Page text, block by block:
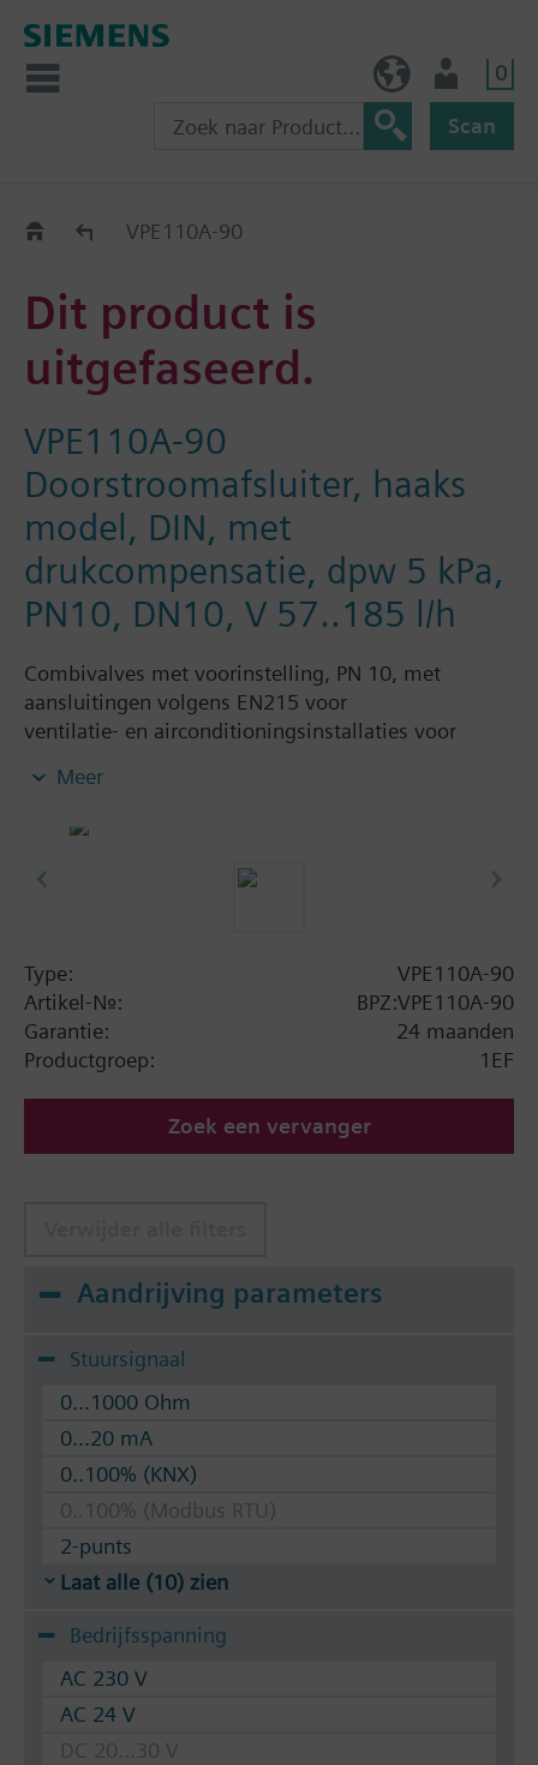
0
Scan
Old2NewVPE110A-90
Dit product is
uitgefaseerd.
VPE110A-90
Doorstroomafsluiter, haaks
model, DIN, met
drukcompensatie, dpw 5 kPa,
PN10, DN10, V 57..185 l/h
Combivalves met voorinstelling, PN 10, met
aansluitingen volgens EN215 voor
ventilatie- en airconditioningsinstallaties voor
hydraulische balancering van de terminalunits,
verwarmingszones zoals zelfstandige
gesloten kringlopen
Aanvullende informatie
Suitable media: Water (to VDI 2035), water with
anti-freeze.
The valves can be operated with Siemens actuators
type SSA.. / STA..
Meer
Type:
VPE110A-90
Artikel-Nr.:
BPZ:VPE110A-90
Garantie:
24 maanden
Productgroep:
1EF
Zoek een vervanger
Aandrijving parameters
Stuursignaal
0...1000 Ohm
0...20 mA
0..100% (KNX)
0..100% (Modbus RTU)
2-punts
Laat alle (10) zien
Bedrijfsspanning
AC 230 V
AC 24 V
DC 20...30 V